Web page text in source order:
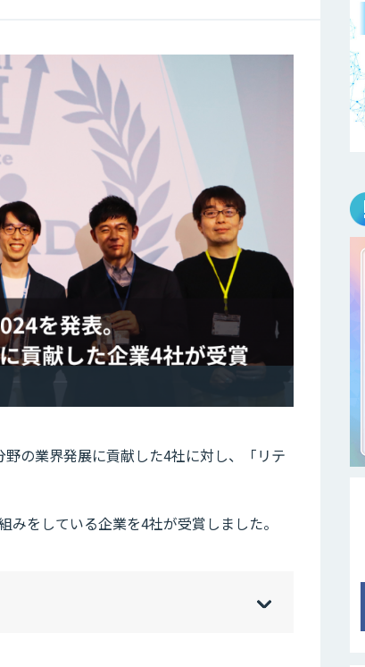
の業界発展に貢献した4社に対し、「リテ
をしている企業を4社が受賞しました。
[hi
]
[sh
]